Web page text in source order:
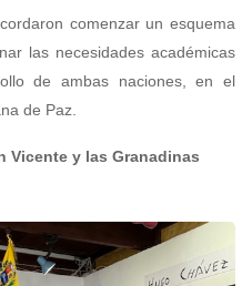
comenzar un esquema
las necesidades académicas
de ambas naciones, en el
de Paz.
Vicente y las Granadinas